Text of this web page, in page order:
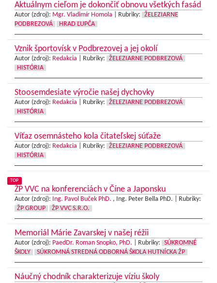
Aktuálnym cieľom je dokončiť obnovu všetkých fasád
Autor (zdroj): Mgr. Vladimír Homola Rubriky:
ŽELEZIARNE
PODBREZOVÁ
HRAD ĽUPČA
Vznik športovísk v Podbrezovej a jej okolí
Autor (zdroj): Redakcia Rubriky:
ŽELEZIARNE PODBREZOVÁ
HISTÓRIA
Stoosemdesiate výročie našej dychovky
Autor (zdroj): Redakcia Rubriky:
ŽELEZIARNE PODBREZOVÁ
HISTÓRIA
Víťaz osemnásteho kola čitateľskej súťaže
Autor (zdroj): Redakcia Rubriky:
ŽELEZIARNE PODBREZOVÁ
HISTÓRIA
TOP
ŽP VVC na konferenciách v Číne a Japonsku
Autor (zdroj): Ing. Pavol Buček PhD. , Ing. Peter Bella PhD. |
Rubriky:
ŽP GROUP
ŽP VVC S.R.O.
Memoriál Márie Zavarskej v našej réžii
Autor (zdroj): PaedDr. Roman Snopko, PhD. Rubriky:
SÚKROMNÉ
ŠKOLY
SÚKROMNÁ STREDNÁ ODBORNÁ ŠKOLA HUTNÍCKA ŽP
Náučný chodník charakterizuje víziu školy